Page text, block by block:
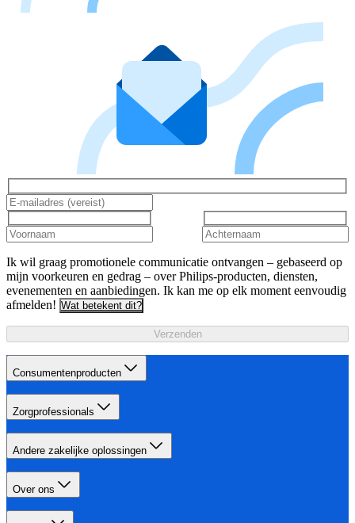
Ik wil graag promotionele communicatie ontvangen – gebaseerd op
mijn voorkeuren en gedrag – over Philips-producten, diensten,
evenementen en aanbiedingen. Ik kan me op elk moment eenvoudig
afmelden! Wat betekent dit?
Verzenden
Consumentenproducten
Zorgprofessionals
Andere zakelijke oplossingen
Over ons